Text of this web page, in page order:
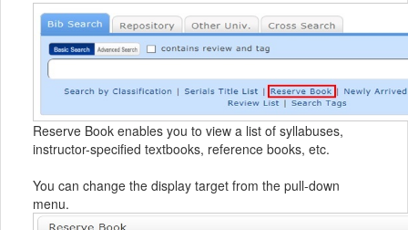
Reserve Book enables you to view a list of syllabuses,
instructor-specified textbooks, reference books, etc.
You can change the display target from the pull-down
menu.